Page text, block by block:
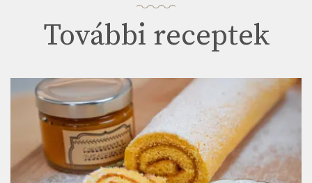
További receptek